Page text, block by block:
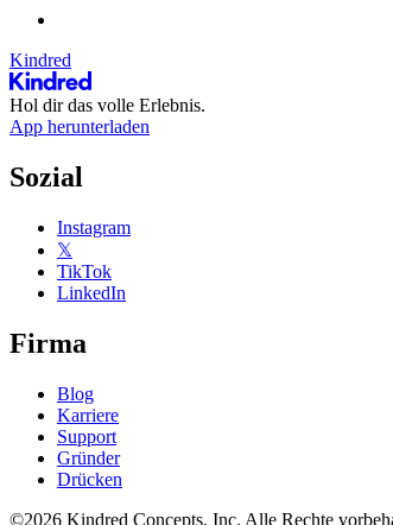
Kindred
Hol dir das volle Erlebnis.
App herunterladen
Sozial
Instagram
𝕏
TikTok
LinkedIn
Firma
Blog
Karriere
Support
Gründer
Drücken
©2026 Kindred Concepts, Inc. Alle Rechte